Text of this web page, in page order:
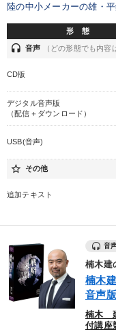
陸の中小メーカーの雄・平
形 態
headset 音声 （どの形態でも内容
CD版
デジタル音声版
（配信＋ダウンロード）
USB(音声)
star_border その他
追加テキスト
音
楠木建
楠木
音声
楠木
付講座